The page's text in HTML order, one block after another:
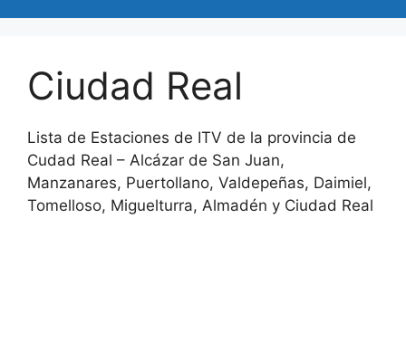
Ciudad Real
Lista de Estaciones de ITV de la provincia de
Cudad Real – Alcázar de San Juan,
Manzanares, Puertollano, Valdepeñas, Daimiel,
Tomelloso, Miguelturra, Almadén y Ciudad Real